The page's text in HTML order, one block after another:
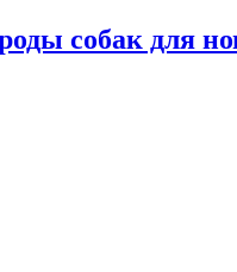
собак для